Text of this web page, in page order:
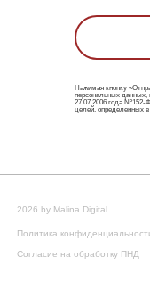
Нажимая кнопку
персональных данных,
27.07.2006 года
целей, определенных